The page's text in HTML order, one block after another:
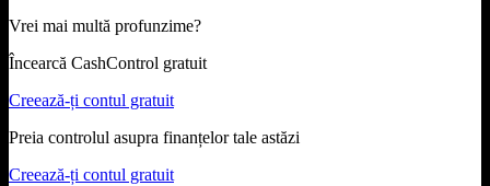
Vrei mai multă profunzime?
Încearcă CashControl gratuit
Creează-ți contul gratuit
Preia controlul asupra finanțelor tale astăzi
Creează-ți contul gratuit